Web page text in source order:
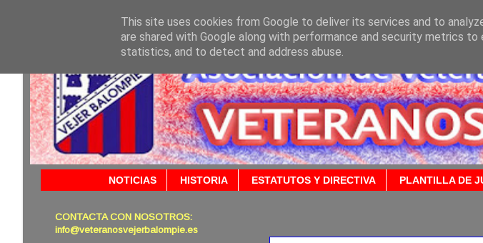
NOTICIAS HISTORIA ESTATUTOS Y DIRECTIVA PLANTILLA DE
CONTACTA CON NOSOTROS:
info@veteranosvejerbalompie.es
This site uses cookies from Google to deliver its services and to
are shared with Google along with performance and security metrics
statistics, and to detect and address abuse.